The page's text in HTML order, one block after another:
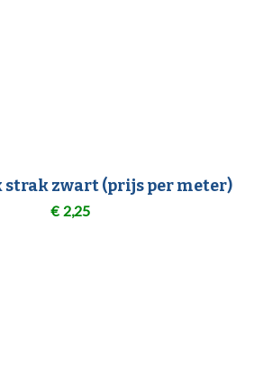
zwart (prijs per meter)
€ 2,25